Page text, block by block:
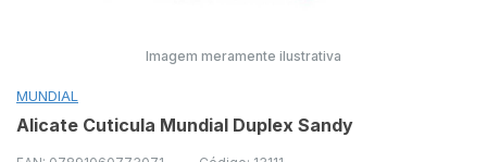
Imagem meramente ilustrativa
MUNDIAL
Alicate Cuticula Mundial Duplex Sandy